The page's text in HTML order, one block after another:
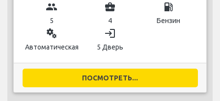
group
5
business_center
4
local_gas_station
Бензин
miscellaneous_services
Автоматическая
login
5 Дверь
ПОСМОТРЕТЬ...